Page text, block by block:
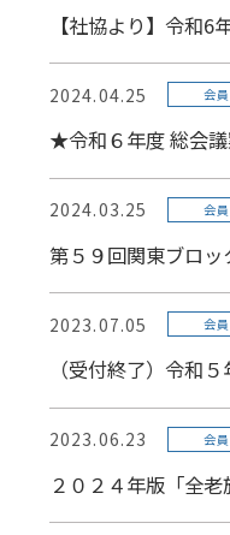
2024.04.25 会員
2024.03.25 会員
2023.07.05 会員
2023.06.23 会員